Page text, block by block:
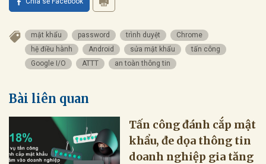
mật khẩu password trình duyệt
Chrome
hệ điều hành
Android sửa mật khẩu
tấn công
Google I/O
ATTT an toàn thông tin
Bài liên quan
Tấn công đánh cắp mật
khẩu, đe dọa thông tin
doanh nghiệp gia tăng